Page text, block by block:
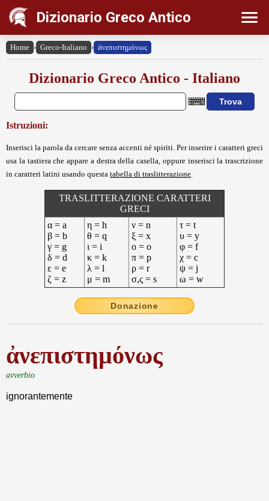
Dizionario Greco Antico
Home › Greco-Italiano › ἀνεπιστημόνως
Dizionario Greco Antico - Italiano
Istruzioni:
Inserisci la parola da cercare senza accenti né spiriti. Per inserire i caratteri greci
usa la tastiera che appare a destra della casella, oppure inserisci la trascrizione
in caratteri latini usando questa tabella di traslitterazione
TRASLITTERAZIONE CARATTERI
GRECI
α = a
β = b
γ = g
δ = d
ε = e
ζ = z
η = h
θ = q
ι = i
κ = k
λ = l
μ = m
ν = n
ξ = x
ο = o
π = p
ρ = r
σ,ς = s
τ = t
υ = y
φ = f
χ = c
ψ = j
ω = w
Donazione
ἀνεπιστημόνως
avverbio
ignorantemente